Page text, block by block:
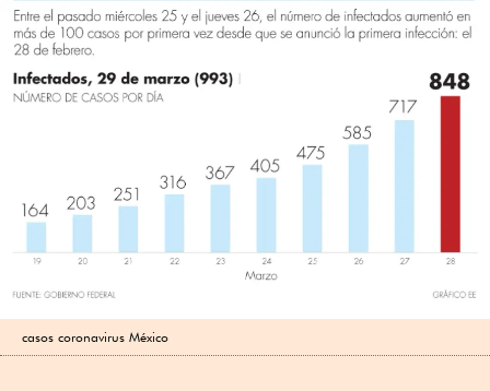
casos coronavirus México